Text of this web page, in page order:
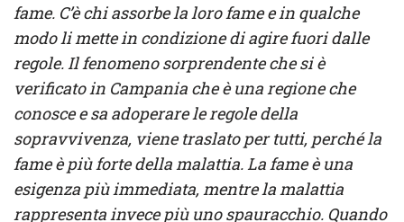
fame. C’è chi assorbe la loro fame e in qualche
modo li mette in condizione di agire fuori dalle
regole. Il fenomeno sorprendente che si è
verificato in Campania che è una regione che
conosce e sa adoperare le regole della
sopravvivenza, viene traslato per tutti, perché la
fame è più forte della malattia. La fame è una
esigenza più immediata, mentre la malattia
rappresenta invece più uno spauracchio. Quando